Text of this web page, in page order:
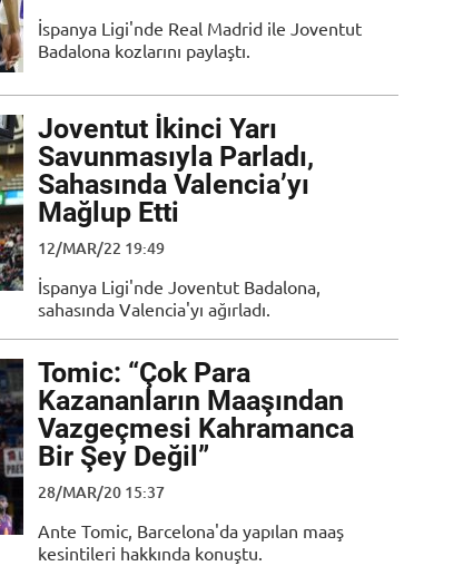
İspanya Ligi'nde Real Madrid ile Joventut
Badalona kozlarını paylaştı.
Joventut İkinci Yarı
Savunmasıyla Parladı,
Sahasında Valencia’yı
Mağlup Etti
12/MAR/22 19:49
İspanya Ligi'nde Joventut Badalona,
sahasında Valencia'yı ağırladı.
Tomic: “Çok Para
Kazananların Maaşından
Vazgeçmesi Kahramanca
Bir Şey Değil”
28/MAR/20 15:37
Ante Tomic, Barcelona'da yapılan maaş
kesintileri hakkında konuştu.